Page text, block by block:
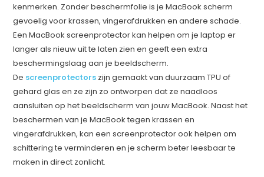
kenmerken. Zonder beschermfolie is je MacBook scherm
gevoelig voor krassen, vingerafdrukken en andere schade.
Een MacBook screenprotector kan helpen om je laptop er
langer als nieuw uit te laten zien en geeft een extra
beschermingslaag aan je beeldscherm.
De screenprotectors zijn gemaakt van duurzaam TPU of
gehard glas en ze zijn zo ontworpen dat ze naadloos
aansluiten op het beeldscherm van jouw MacBook. Naast het
beschermen van je MacBook tegen krassen en
vingerafdrukken, kan een screenprotector ook helpen om
schittering te verminderen en je scherm beter leesbaar te
maken in direct zonlicht.